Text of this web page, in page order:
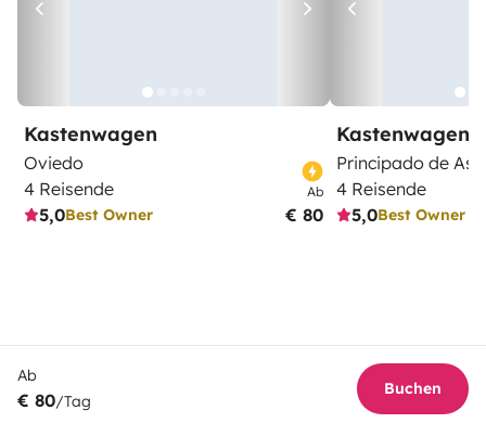
Kastenwagen
Oviedo
4 Reisende
5,0Best Owner
Ab
€ 80
Kastenwagen
Principado de
4 Reisende
5,0Best Owner
Ab
€ 80/Tag
Buchen